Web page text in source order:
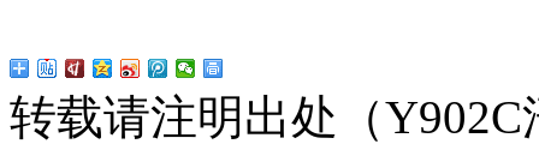
转载请注明出处（